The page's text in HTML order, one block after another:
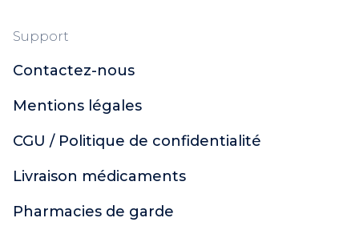
Support
Contactez-nous
Mentions légales
CGU / Politique de confidentialité
Livraison médicaments
Pharmacies de garde